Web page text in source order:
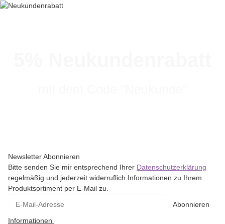
Newsletter Abonnieren
Bitte senden Sie mir entsprechend Ihrer Datenschutzerklärung
regelmäßig und jederzeit widerruflich Informationen zu Ihrem
Produktsortiment per E-Mail zu.
Abonnieren
Informationen